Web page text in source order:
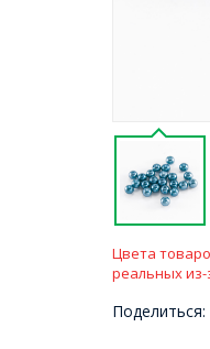
Цвета
реальных
Поделиться: